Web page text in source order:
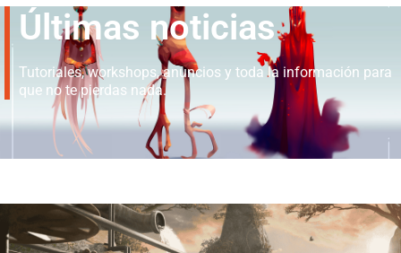
Últimas noticias
Tutoriales, workshops, anuncios y toda la información para
que no te pierdas nada.